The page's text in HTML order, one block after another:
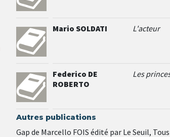
Mario SOLDATI L'acteur
Federico DE
ROBERTO
Les
Autres publications
Gap de Marcello FOIS édité par Le Seuil,